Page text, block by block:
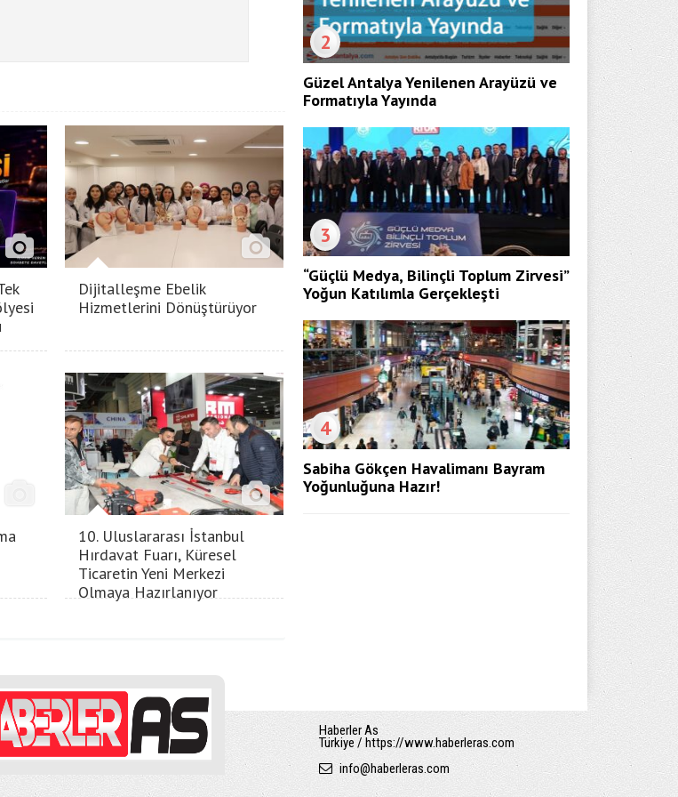
Dijitalleşme Ebelik
Hizmetlerini Dönüştürüyor
10. Uluslararası İstanbul
Hırdavat Fuarı, Küresel
Ticaretin Yeni Merkezi
Olmaya Hazırlanıyor
2
Güzel Antalya Yenilenen Arayüzü ve
Formatıyla Yayında
3
“Güçlü Medya, Bilinçli Toplum Zirvesi”
Yoğun Katılımla Gerçekleşti
4
Sabiha Gökçen Havalimanı Bayram
Yoğunluğuna Hazır!
Haberler As
Türkiye / https://www.haberleras.com
info@haberleras.com